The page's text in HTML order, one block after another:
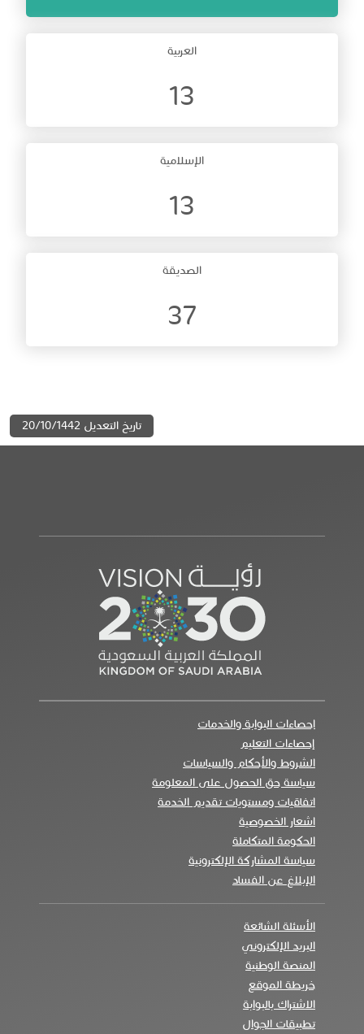
العربية
13
الإسلامية
13
الصديقة
37
تاريخ التعديل 20/10/1442
احصاءات البوابة والخدمات
إحصاءات التعليم
الشروط والأحكام والسياسات
سياسة حق الحصول على المعلومة
اتفاقيات ومستويات تقديم الخدمة
اشعار الخصوصية
الحكومة المتكاملة
سياسة المشاركة الإلكترونية
الإبلاغ عن الفساد
الأسئلة الشائعة
البريد الإلكتروني
المنصة الوطنية
خريطة الموقع
الاشتراك بالبوابة
تطبيقات الجوال